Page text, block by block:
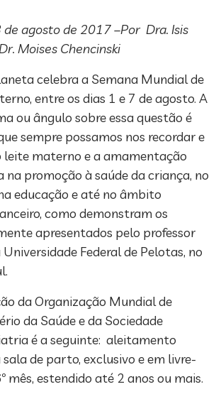
agosto de 2017 –Por Dra. Isis
Moises Chencinski
celebra a Semana Mundial de
entre os dias 1 e 7 de agosto. A
ou ângulo sobre essa questão é
sempre possamos nos recordar e
leite materno e a amamentação
na promoção à saúde da criança, no
educação e até no âmbito
como demonstram os
apresentados pelo professor
Federal de Pelotas, no
da Organização Mundial de
da Saúde e da Sociedade
é a seguinte: aleitamento
de parto, exclusivo e em livre-
mês, estendido até 2 anos ou mais.